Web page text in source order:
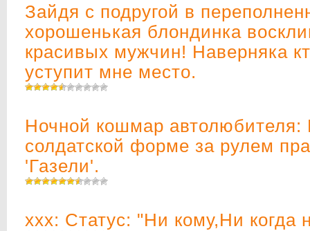
Зайдя с подругой в
хорошенькая блондинка
красивых мужчин! Наверняка
уступит мне место.
Ночной кошмар автолюбителя:
солдатской форме за рулем
'Газели'.
xxx: Статус: "Ни кому,Ни когда